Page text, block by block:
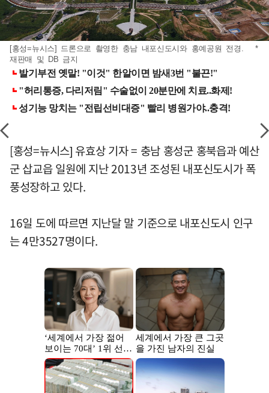
[홍성=뉴시스] 드론으로 촬영한 충남 내포신도시와 홍예공원 전경. *
재판매 및 DB 금지
[홍성=뉴시스] 유효상 기자 = 충남 홍성군 홍북읍과 예산
군 삽교읍 일원에 지난 2013년 조성된 내포신도시가 폭
풍성장하고 있다.
16일 도에 따르면 지난달 말 기준으로 내포신도시 인구
는 4만3527명이다.